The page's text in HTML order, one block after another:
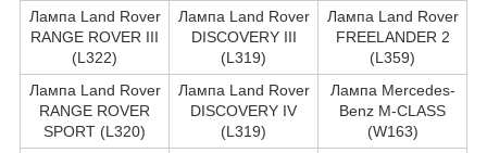
Лампа Land Rover
RANGE ROVER III
(L322)
Лампа Land Rover
DISCOVERY III
(L319)
Лампа Land Rover
FREELANDER 2
(L359)
Лампа Land Rover
RANGE ROVER
SPORT (L320)
Лампа Land Rover
DISCOVERY IV
(L319)
Лампа Mercedes-
Benz M-CLASS
(W163)